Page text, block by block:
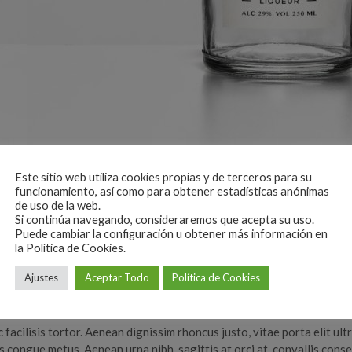
5
consectetur adipiscing elit. Praesent pharetra tempor tempus.
Aenean tristique elit eu fermentum lobortis. Vestibulum
et. Donec quis odio quam. Mauris maximus arcu vitae convallis
quam, eu ullamcorper enim. Duis in dapibus ligula. Aenean ac
et vitae est. Duis interdum ultricies magna sed aliquet.
facilisis tortor. Aenean dignissim rhoncus justo, vitae porta elit
congue metus. Aenean urna nibh, sagittis at orci at, convallis
Este sitio web utiliza cookies propias y de terceros para su
funcionamiento, así como para obtener estadísticas anónimas
de uso de la web.
Si continúa navegando, consideraremos que acepta su uso.
Puede cambiar la configuración u obtener más información en
la Política de Cookies.
Ajustes Aceptar Todo Política de Cookies